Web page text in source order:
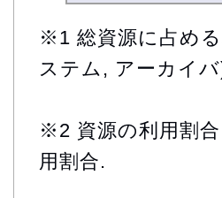
※1 総資源に占め
ステム, アーカイ
※2 資源の利用割
用割合.